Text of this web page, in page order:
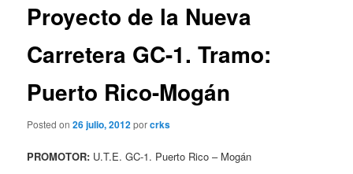
Proyecto de la Nueva
Carretera GC-1. Tramo:
Puerto Rico-Mogán
Posted on26 julio, 2012porcrks
PROMOTOR: U.T.E. GC-1. Puerto Rico – Mogán